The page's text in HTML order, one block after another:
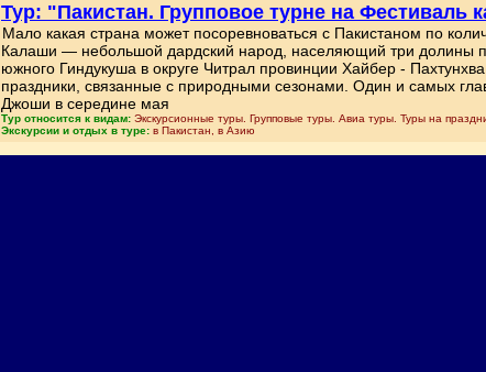
Тур: "Пакистан. Групповое турне на Фестиваль
Мало какая страна может посоревноваться с Пакистаном по
Калаши — небольшой дардский народ, населяющий три долины
южного Гиндукуша в округе Читрал провинции Хайбер -
праздники, связанные с природными сезонами. Один и самых
Джоши в середине мая
Тур относится к видам: Экскурсионные туры. Групповые туры. Авиа туры. Туры на
Экскурсии и отдых в туре: в Пакистан, в Азию